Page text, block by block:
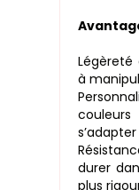
Légèreté
à
durer
plus